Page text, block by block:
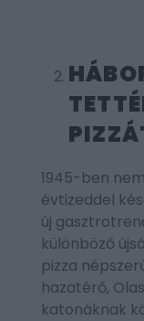
1945-ben
évtizeddel
új
különböző
pizza
hazatérő,
katonáknak